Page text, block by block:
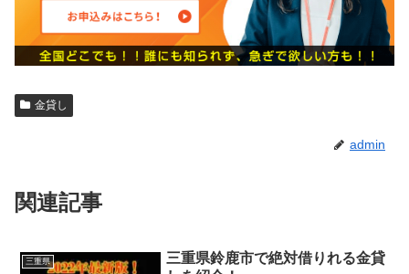
金貸し
admin
関連記事
三重県
三重県鈴鹿市で絶対借りれる金貸